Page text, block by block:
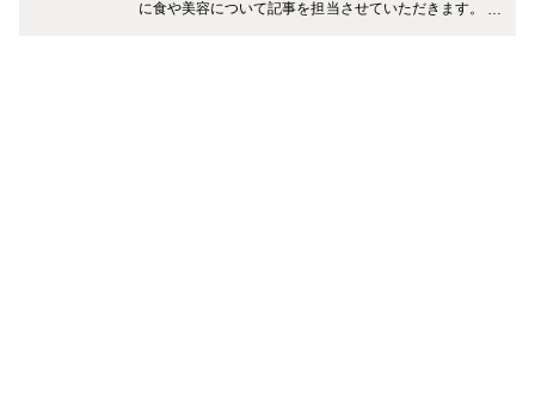
に食や美容について記事を担当させていただきます。 現